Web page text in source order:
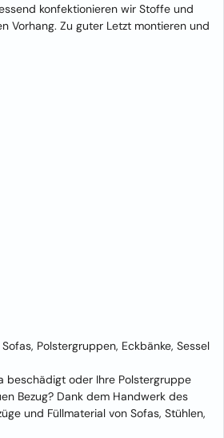
konfektionieren wir Stoffe und
Vorhang. Zu guter Letzt montieren und
Polstergruppen, Eckbänke, Sessel
beschädigt oder Ihre Polstergruppe
Bezug? Dank dem Handwerk des
und Füllmaterial von Sofas, Stühlen,